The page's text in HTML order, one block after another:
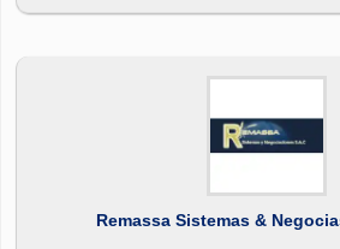
la familia, comprometiéndose con sus
Remassa Sistemas &